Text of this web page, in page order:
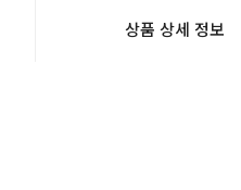
상품 상세 정보